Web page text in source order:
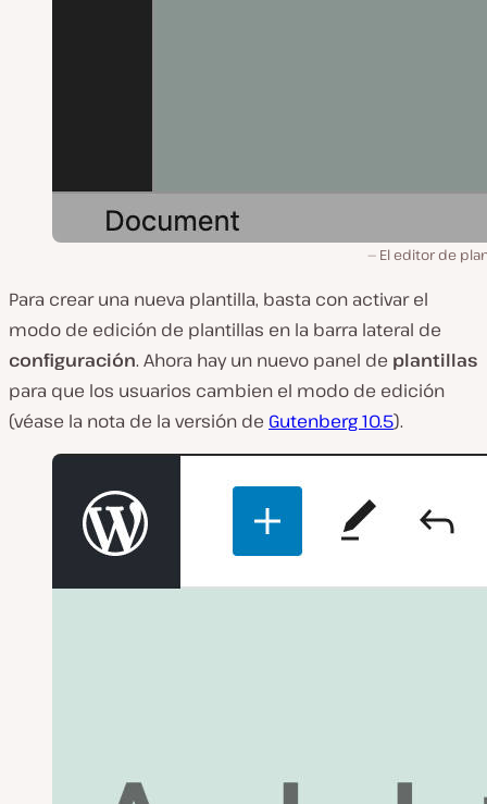
El editor de
Para crear una nueva plantilla, basta con activar el
modo de edición de plantillas en la barra lateral de
configuración. Ahora hay un nuevo panel de plantillas
para que los usuarios cambien el modo de edición
(véase la nota de la versión de Gutenberg 10.5).